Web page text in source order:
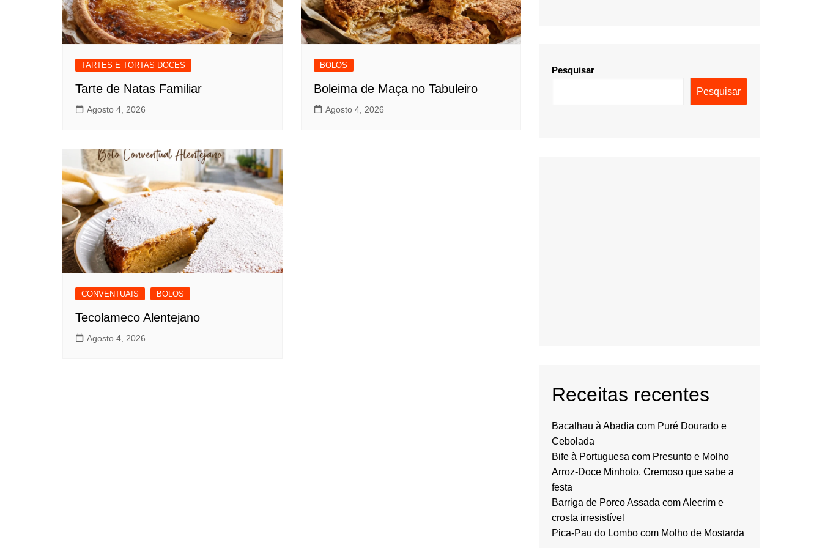
TARTES E TORTAS DOCES
Tarte de Natas Familiar
Agosto 4, 2026
BOLOS
Boleima de Maça no Tabuleiro
Agosto 4, 2026
CONVENTUAIS BOLOS
Tecolameco Alentejano
Agosto 4, 2026
Pesquisar
Pesquisar
Receitas recentes
Bacalhau à Abadia com Puré Dourado e
Cebolada
Bife à Portuguesa com Presunto e Molho
Arroz-Doce Minhoto. Cremoso que sabe a
festa
Barriga de Porco Assada com Alecrim e
crosta irresistível
Pica-Pau do Lombo com Molho de Mostarda